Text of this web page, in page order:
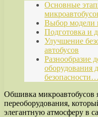
Основные
Выбор модели
Подготовка и
Улучшение
автобусов
Разнообразие
оборудования
безопасности…
Обшивка микроавтобусов
переоборудования,
элегантную атмосферу в